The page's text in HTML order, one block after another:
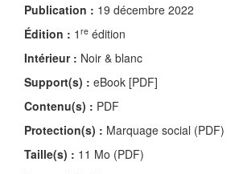
Publication : 19 décembre 2022
Édition : 1 re édition
Intérieur : Noir & blanc
Support(s) : eBook [PDF]
Contenu(s) : PDF
Protection(s) : Marquage social (PDF)
Taille(s) : 11 Mo (PDF)